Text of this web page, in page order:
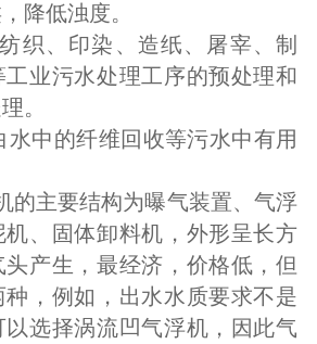
降低浊度。
、印染、造纸、屠宰、制
业污水处理工序的预处理和
。
中的纤维回收等污水中有用
的主要结构为曝气装置、气浮
、固体卸料机，外形呈长方
产生，最经济，价格低，但
，例如，出水水质要求不是
选择涡流凹气浮机，因此气